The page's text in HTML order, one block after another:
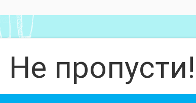
Не пропусти!